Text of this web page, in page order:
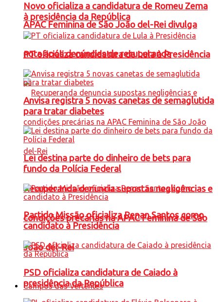
APAC Feminina de São João del-Rei divulga
nota após denúncias de recuperanda
Recuperanda denuncia supostas negligências e
condições precárias na APAC Feminina de São
João del-Rei
Campos das Vertentes
Novo oficializa a candidatura de Romeu Zema
à presidência da República
PT oficializa candidatura de Lula à Presidência
Anvisa registra 5 novas canetas de semaglutida
para tratar diabetes
Lei destina parte do dinheiro de bets para
fundo da Polícia Federal
Partido Missão oficializa Renan Santos como
candidato à Presidência
PSD oficializa candidatura de Caiado à
presidência da República